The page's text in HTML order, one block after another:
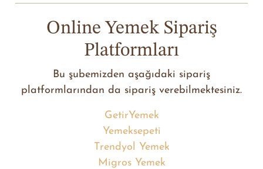
Online Yemek Sipariş
Platformları
Bu şubemizden aşağıdaki sipariş
platformlarından da sipariş verebilmektesiniz.
GetirYemek
Yemeksepeti
Trendyol Yemek
Migros Yemek